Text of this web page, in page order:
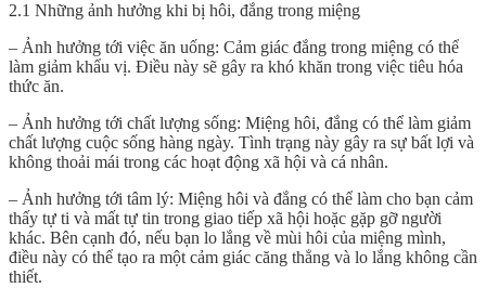
2.1 Những ảnh hưởng khi bị hôi, đắng trong miệng
– Ảnh hưởng tới việc ăn uống: Cảm giác đắng trong miệng có thể
làm giảm khẩu vị. Điều này sẽ gây ra khó khăn trong việc tiêu hóa
thức ăn.
– Ảnh hưởng tới chất lượng sống: Miệng hôi, đắng có thể làm giảm
chất lượng cuộc sống hàng ngày. Tình trạng này gây ra sự bất lợi và
không thoải mái trong các hoạt động xã hội và cá nhân.
– Ảnh hưởng tới tâm lý: Miệng hôi và đắng có thể làm cho bạn cảm
thấy tự ti và mất tự tin trong giao tiếp xã hội hoặc gặp gỡ người
khác. Bên cạnh đó, nếu bạn lo lắng về mùi hôi của miệng mình,
điều này có thể tạo ra một cảm giác căng thẳng và lo lắng không cần
thiết.